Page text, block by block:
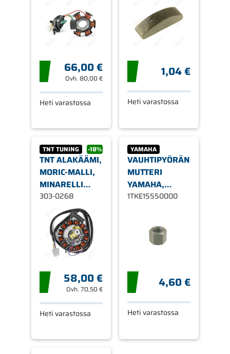
MOOTTORI EBE,
EBS D50B
66,00 €
Ovh. 80,00 €
Heti varastossa
1,04 €
Heti varastossa
TNT TUNING -18%
TNT ALAKÄÄMI,
MORIC-MALLI,
MINARELLI
AM6 07-
POWERUP, 12-
KÄÄMINEN
303-0268
58,00 €
Ovh. 70,50 €
Heti varastossa
YAMAHA
VAUHTIPYÖRÄN
MUTTERI
YAMAHA,
MINARELLI
1TKE15550000
4,60 €
Heti varastossa